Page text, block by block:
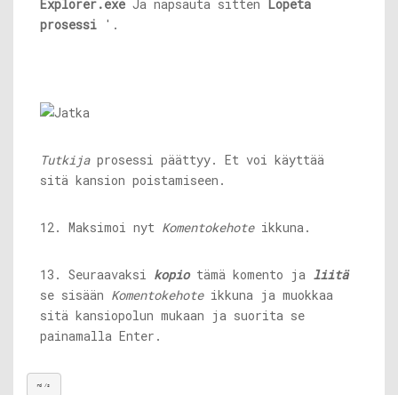
Explorer.exe Ja napsauta sitten Lopeta
prosessi '.
Tutkijaprosessi päättyy. Et voi käyttää
sitä kansion poistamiseen.
12. Maksimoi nyt Komentokehoteikkuna.
13. Seuraavaksi kopio tämä komento ja liitä
se sisään Komentokehoteikkuna ja muokkaa
sitä kansiopolun mukaan ja suorita se
painamalla Enter.
rd /s